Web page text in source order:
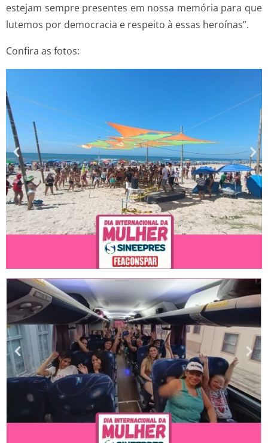
estejam sempre presentes em nossa memória para que
lutemos por democracia e respeito à essas heroínas”.
Confira as fotos: